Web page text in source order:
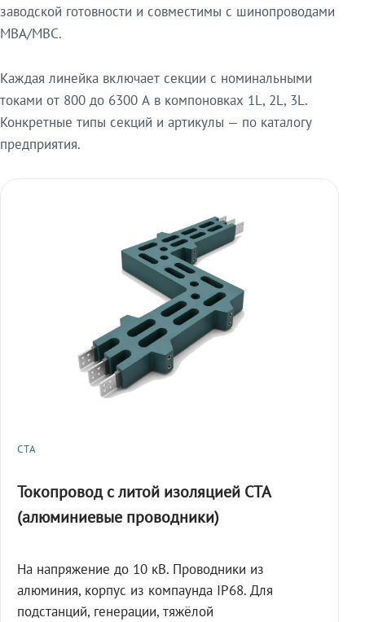
заводской готовности и совместимы с шинопроводами
МВА/МВС.
Каждая линейка включает секции с номинальными
токами от 800 до 6300 А в компоновках 1L, 2L, 3L.
Конкретные типы секций и артикулы — по каталогу
предприятия.
СТА
Токопровод с литой изоляцией СТА
(алюминиевые проводники)
На напряжение до 10 кВ. Проводники из
алюминия, корпус из компаунда IP68. Для
подстанций, генерации, тяжёлой